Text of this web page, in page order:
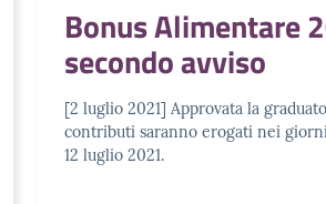
Bonus Alimentare
secondo avviso
[2 luglio 2021] Approvata la
contributi saranno erogati nei
12 luglio 2021.